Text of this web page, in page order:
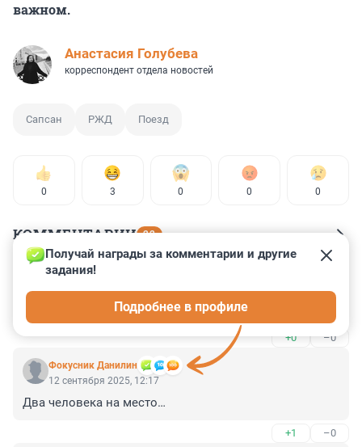
важном.
Анастасия Голубева
корреспондент отдела новостей
Сапсан РЖД Поезд
0 3 0 0 0
КОММЕНТАРИИ 22
Гость
то то нет мест на сапсаны
+0 –0
Фокусник Данилин
Получай награды за комментарии и другие
задания!
Подробнее в профиле
12 сентября 2025, 12:17
Два человека на место…
+1 –0